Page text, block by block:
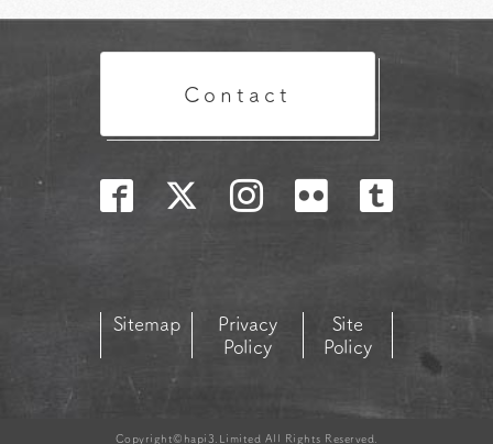
Contact
Sitemap
Privacy
Policy
Site
Policy
Copyright©hapi3.Limited All Rights Reserved.